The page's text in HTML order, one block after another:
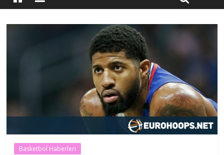
Basketbol Haberleri